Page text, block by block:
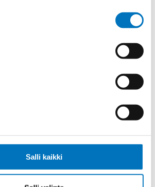
Salli kaikki
ORANSSI/VALKOINEN 1X1,5